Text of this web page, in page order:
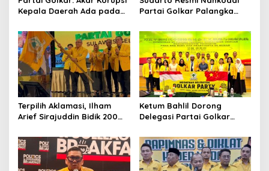
Kepala Daerah Ada pada
Pilkada
Partai Golkar Palangka
Semakin Solid dan
Dipercaya Rakyat
Terpilih Aklamasi, Ilham
Arief Sirajuddin Bidik 200
Pemilu 2029
Ketum Bahlil Dorong
Delegasi Partai Golkar
Ngabalin Belajar Hilirisasi
Hingga Industrialisasi dari
China